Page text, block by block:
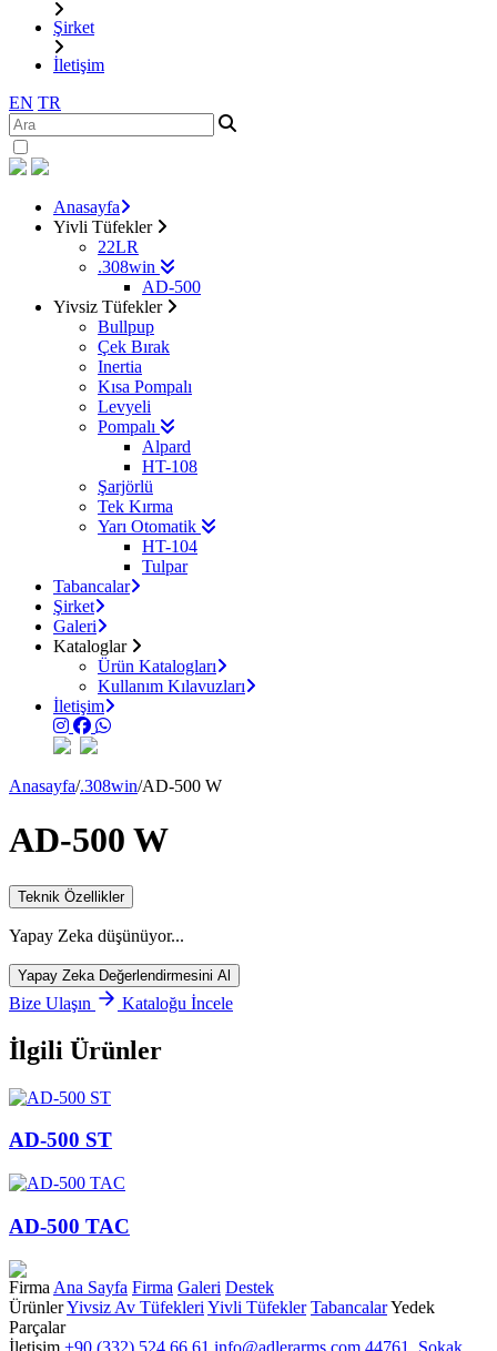
Şirket
İletişim
EN TR
Anasayfa
Yivli Tüfekler
22LR
.308win
AD-500
Yivsiz Tüfekler
Bullpup
Çek Bırak
Inertia
Kısa Pompalı
Levyeli
Pompalı
Alpard
HT-108
Şarjörlü
Tek Kırma
Yarı Otomatik
HT-104
Tulpar
Tabancalar
Şirket
Galeri
Kataloglar
Ürün Katalogları
Kullanım Kılavuzları
İletişim
Anasayfa/.308win/AD-500 W
AD-500 W
Teknik Özellikler
Yapay Zeka düşünüyor...
Yapay Zeka Değerlendirmesini Al
Bize Ulaşın Kataloğu İncele
İlgili Ürünler
AD-500 ST
AD-500 TAC
Firma Ana Sayfa Firma Galeri Destek
ÜrünlerYivsiz Av Tüfekleri Yivli Tüfekler TabancalarYedek
Parçalar
İletişim +90 (332) 524 66 61 info@adlerarms.com 44761. Sokak